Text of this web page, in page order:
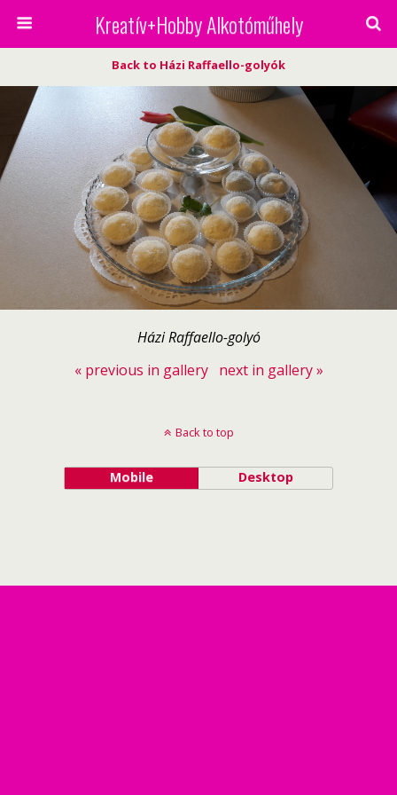
Kreatív+Hobby Alkotóműhely
Back to Házi Raffaello-golyók
Házi Raffaello-golyó
« previous in gallery
next in gallery »
Back to top
Mobile Desktop